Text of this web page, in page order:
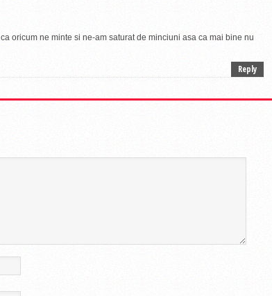
oricum ne minte si ne-am saturat de minciuni asa ca mai bine nu
Reply